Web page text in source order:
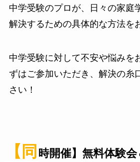
中学受験のプロが、日々の家庭
解決するための具体的な方法を
中学受験に対して不安や悩みを
ずはご参加いただき、解決の糸
さい！
【同 時開催】無料体験